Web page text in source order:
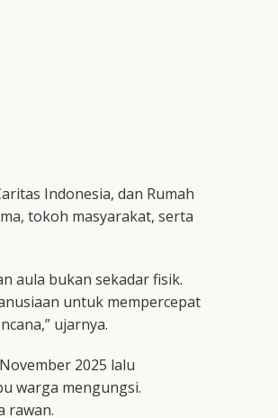
Indonesia, dan Rumah
tokoh masyarakat, serta
aula bukan sekadar fisik.
untuk mempercepat
ujarnya.
2025 lalu
warga mengungsi.
rawan.